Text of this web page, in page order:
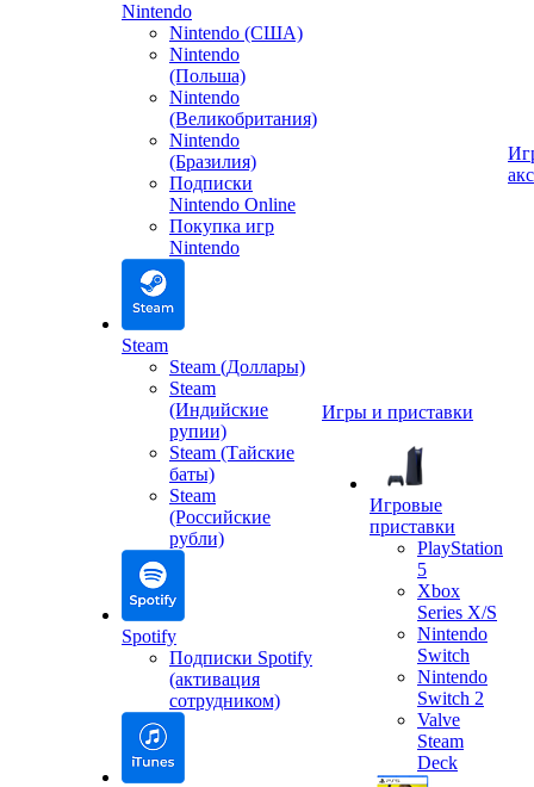
Nintendo
Nintendo (США)
Nintendo
(Польша)
Nintendo
(Великобритания)
Nintendo
(Бразилия)
Подписки
Nintendo Online
Покупка игр
Nintendo
Steam
Steam (Доллары)
Steam
(Индийские
рупии)
Steam (Тайские
баты)
Steam
(Российские
рубли)
Spotify
Подписки Spotify
(активация
сотрудником)
Игры и приставки
Игровые
приставки
PlayStation
5
Xbox
Series X/S
Nintendo
Switch
Nintendo
Switch 2
Valve
Steam
Deck